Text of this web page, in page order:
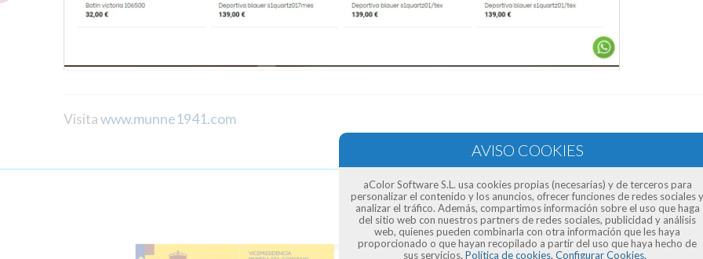
Visitawww.munne1941.com
aColor Software S.L. usa cookies propias (necesarias) y de terceros para
personalizar el contenido y los anuncios, ofrecer funciones de redes sociales y
analizar el tráfico. Además, compartimos información sobre el uso que haga
del sitio web con nuestros partners de redes sociales, publicidad y análisis
web, quienes pueden combinarla con otra información que les haya
proporcionado o que hayan recopilado a partir del uso que haya hecho de
sus servicios. Política de cookies. Configurar Cookies.